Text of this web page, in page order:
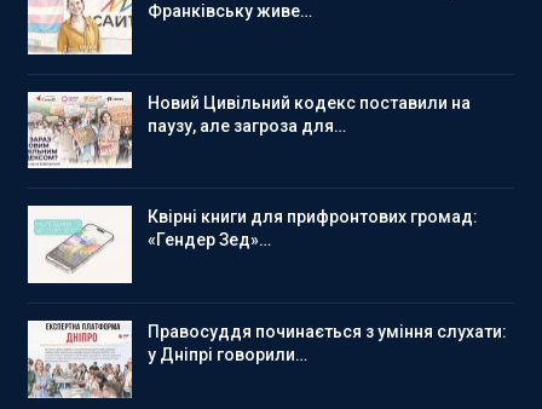
Франківську живе…
Новий Цивільний кодекс поставили на
паузу, але загроза для…
Квірні книги для прифронтових громад:
«Гендер Зед»…
Правосуддя починається з уміння слухати:
у Дніпрі говорили…